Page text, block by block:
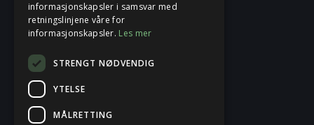
Fence
Sikkerhetsblogg
Om Fence
Kontakt
informasjonskapsler i samsvar med
retningslinjene våre for
informasjonskapsler. Les mer
STRENGT NØDVENDIG
YTELSE
MÅLRETTING